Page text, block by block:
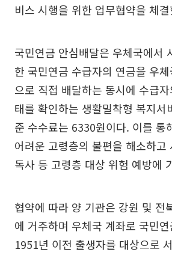
비스 시행을 위한 업무협약을 체
국민연금 안심배달은 우체국에서
한 국민연금 수급자의 연금을 우
으로 직접 배달하는 동시에 수급
태를 확인하는 생활밀착형 복지서
준 수수료는 6330원이다. 이를 통
어려운 고령층의 불편을 해소하고
독사 등 고령층 대상 위험 예방에
협약에 따라 양 기관은 강원 및 전
에 거주하며 우체국 계좌로 국민
1951년 이전 출생자를 대상으로